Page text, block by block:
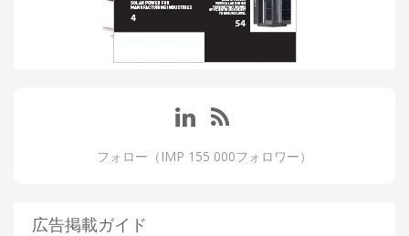
フォロー（IMP 155 000フォロワー）
広告掲載ガイド